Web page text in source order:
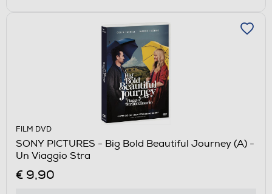
FILM DVD
SONY PICTURES - Big Bold Beautiful Journey (A) -
Un Viaggio Stra
€ 9,90